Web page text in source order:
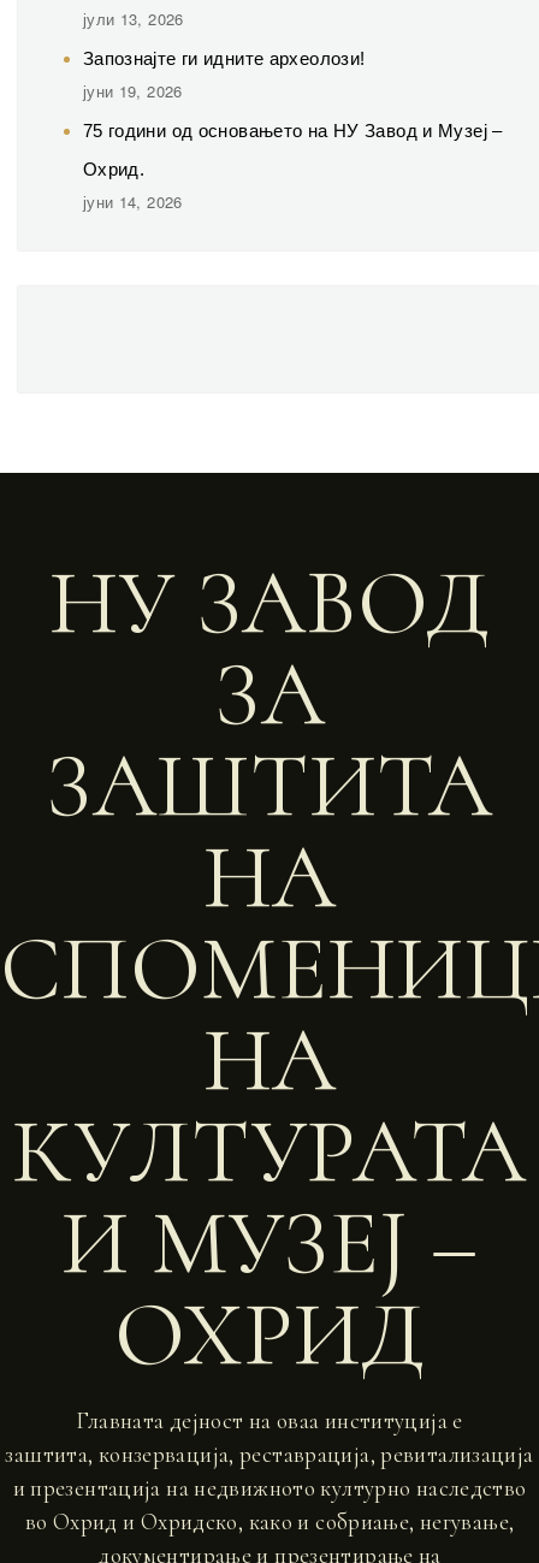
јули 13, 2026
Запознајте ги идните археолози!
јуни 19, 2026
75 години од основањето на НУ Завод и Музеј –
Охрид.
јуни 14, 2026
НУ ЗАВОД
ЗА
ЗАШТИТА
НА
НА
КУЛТУРАТА
И МУЗЕЈ –
ОХРИД
Главната дејност на оваа институција е
заштита, конзервација, реставрација, ревитализација
и презентација на недвижното културно наследство
во Охрид и Охридско, како и собриање, негување,
документирање и презентирање на